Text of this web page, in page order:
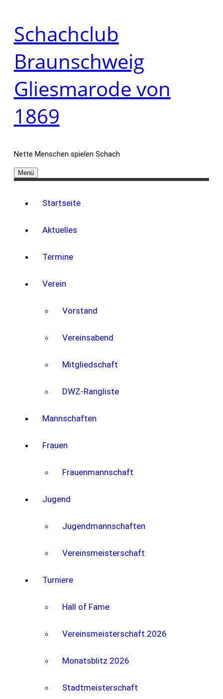
Zum
Inhalt
springen
Schachclub
Braunschweig
Gliesmarode von
1869
Nette Menschen spielen Schach
Menü
Startseite
Aktuelles
Termine
Verein
Vorstand
Vereinsabend
Mitgliedschaft
DWZ-Rangliste
Mannschaften
Frauen
Frauenmannschaft
Jugend
Jugendmannschaften
Vereinsmeisterschaft
Turniere
Hall of Fame
Vereinsmeisterschaft 2026
Monatsblitz 2026
Stadtmeisterschaft